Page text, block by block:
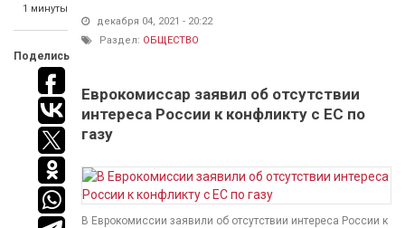
1 минуты
Поделись
декабря 04, 2021 - 20:22
Раздел: ОБЩЕСТВО
Еврокомиссар заявил об отсутствии
интереса России к конфликту с ЕС по
газу
В Еврокомиссии заявили об отсутствии интереса России к